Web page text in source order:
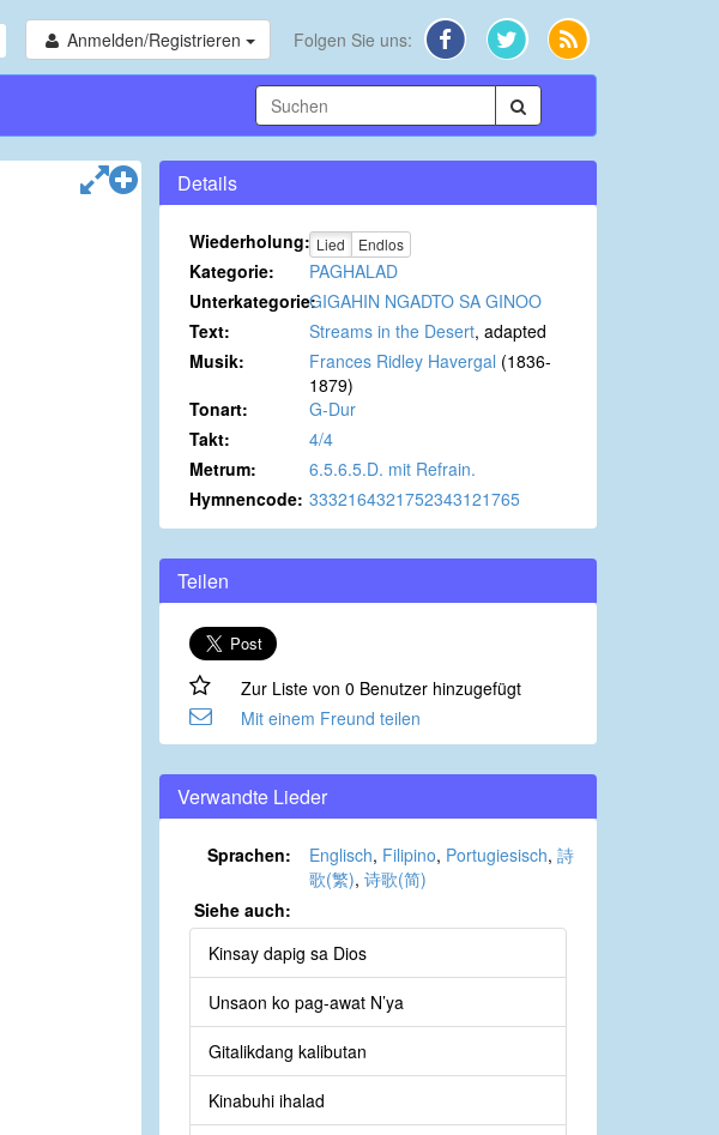
Anmelden/Registrieren Folgen Sie uns:
Details
Wiederholung: Lied Endlos
Kategorie:
PAGHALAD
Unterkategorie:GIGAHIN NGADTO SA GINOO
Text:
Streams in the Desert, adapted
Musik:
Frances Ridley Havergal (1836-
1879)
Tonart:
G-Dur
Takt:
4/4
Metrum:
6.5.6.5.D. mit Refrain.
Hymnencode: 3332164321752343121765
Teilen
Zur Liste von 0 Benutzer hinzugefügt
Mit einem Freund teilen
Verwandte Lieder
Sprachen: Englisch, Filipino, Portugiesisch, 詩
歌(繁), 诗歌(简)
Siehe auch:
Kinsay dapig sa Dios
Unsaon ko pag-awat N’ya
Gitalikdang kalibutan
Kinabuhi ihalad